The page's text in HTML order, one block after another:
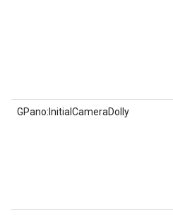
GPano:InitialCameraDolly